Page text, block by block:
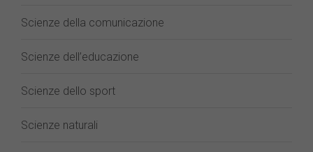
Scienze della comunicazione
Scienze dell’educazione
Scienze dello sport
Scienze naturali